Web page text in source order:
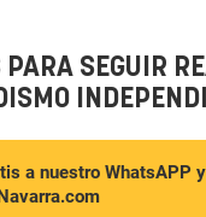
PARA SEGUIR
a nuestro WhatsAPP